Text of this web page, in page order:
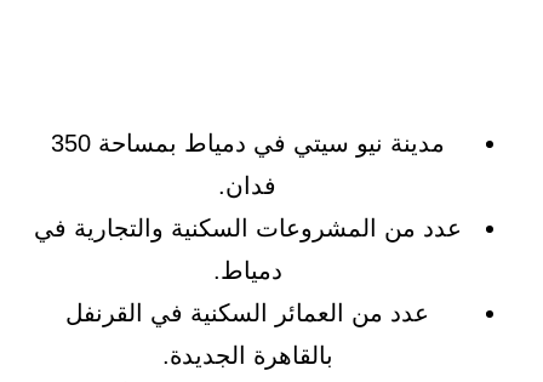
مدينة نيو سيتي في دمياط بمساحة 350
فدان.
عدد من المشروعات السكنية والتجارية في
دمياط.
عدد من العمائر السكنية في القرنفل
بالقاهرة الجديدة.